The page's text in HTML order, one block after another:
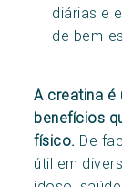
diárias e
de bem-
A creatina é
benefícios
físico. De
útil em